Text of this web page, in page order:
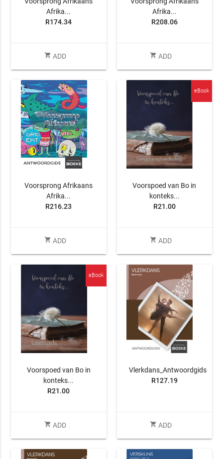
Afrika...
R174.34
shopping_cart ADD
Afrika...
R208.06
shopping_cart ADD
Voorsprong Afrikaans
Afrika...
R216.23
shopping_cart ADD
eBook
Voorspoed van Bo in
konteks...
R21.00
shopping_cart ADD
eBook
Voorspoed van Bo in
konteks...
R21.00
shopping_cart ADD
Vlerkdans_Antwoordgids
R127.19
shopping_cart ADD